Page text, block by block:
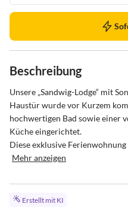
Beschreibung
Unsere „Sandwig-Lodge“ mit
Haustür wurde vor Kurzem
hochwertigen Bad sowie einer
Küche eingerichtet.
Diese exklusive
Mehr anzeigen
Erstellt mit KI